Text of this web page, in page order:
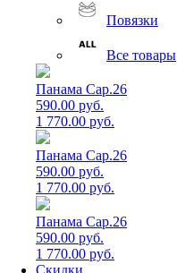
Повязки
Все товары
Панама Cap.26
590.00 руб.
1 770.00 руб.
Панама Cap.26
590.00 руб.
1 770.00 руб.
Панама Cap.26
590.00 руб.
1 770.00 руб.